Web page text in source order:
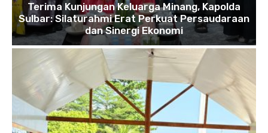
Terima Kunjungan Keluarga Minang, Kapolda
Sulbar: Silaturahmi Erat Perkuat Persaudaraan
dan Sinergi Ekonomi